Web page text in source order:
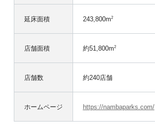
延床面積 243,800m2
店舗面積 約51,800m2
店舗数 約240店舗
ホームページ https://nambaparks.com/